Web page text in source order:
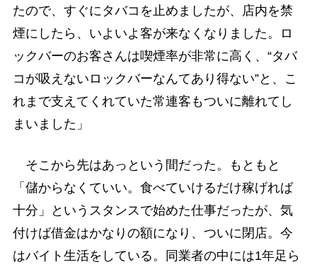
たので、すぐにタバコを止めましたが、店内を禁
煙にしたら、いよいよ客が来なくなりました。ロ
ックバーのお客さんは喫煙率が非常に高く、“タバ
コが吸えないロックバーなんてあり得ない”と、こ
れまで支えてくれていた常連客もついに離れてし
まいました」
そこから先はあっという間だった。もともと
「儲からなくていい。食べていけるだけ稼げれば
十分」というスタンスで始めた仕事だったが、気
付けば借金はかなりの額になり、ついに閉店。今
はバイト生活をしている。同業者の中には1年足ら